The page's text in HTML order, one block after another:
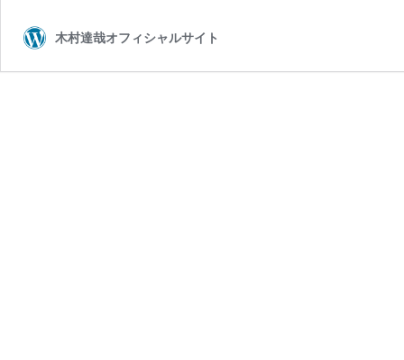
木村達哉オフィシャルサイト